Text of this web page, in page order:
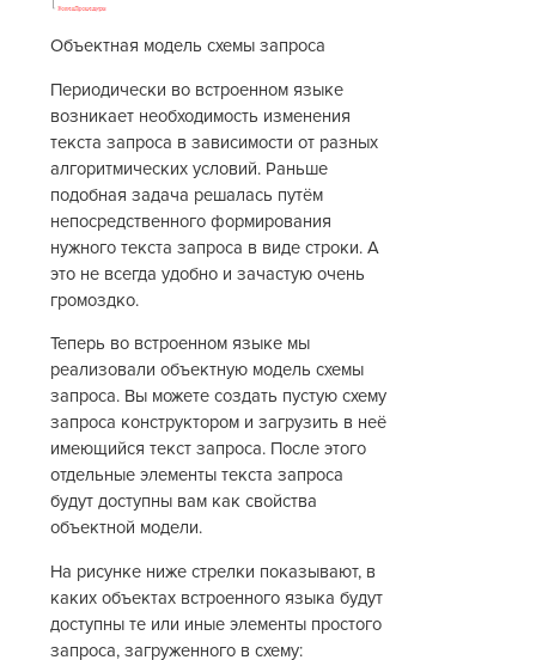
Объектная модель схемы запроса
Периодически во встроенном языке
возникает необходимость изменения
текста запроса в зависимости от разных
алгоритмических условий. Раньше
подобная задача решалась путём
непосредственного формирования
нужного текста запроса в виде строки. А
это не всегда удобно и зачастую очень
громоздко.
Теперь во встроенном языке мы
реализовали объектную модель схемы
запроса. Вы можете создать пустую схему
запроса конструктором и загрузить в неё
имеющийся текст запроса. После этого
отдельные элементы текста запроса
будут доступны вам как свойства
объектной модели.
На рисунке ниже стрелки показывают, в
каких объектах встроенного языка будут
доступны те или иные элементы простого
запроса, загруженного в схему: